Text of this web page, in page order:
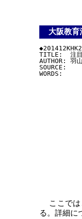
大阪教育
TITLE:  注目
AUTHOR: 羽
SOURCE:
ここでは
る。詳細に